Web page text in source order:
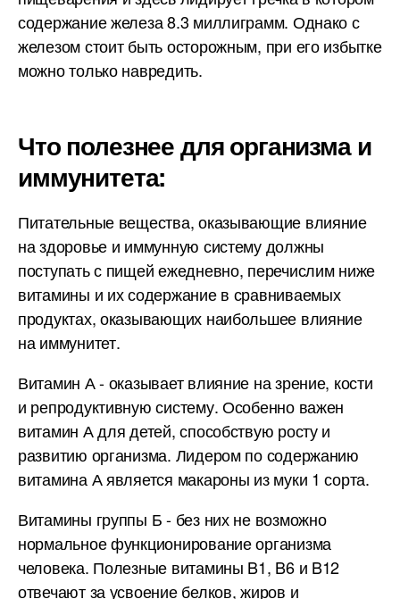
содержание железа 8.3 миллиграмм. Однако с
железом стоит быть осторожным, при его избытке
можно только навредить.
Что полезнее для организма и
иммунитета:
Питательные вещества, оказывающие влияние
на здоровье и иммунную систему должны
поступать с пищей ежедневно, перечислим ниже
витамины и их содержание в сравниваемых
продуктах, оказывающих наибольшее влияние
на иммунитет.
Витамин А - оказывает влияние на зрение, кости
и репродуктивную систему. Особенно важен
витамин А для детей, способствую росту и
развитию организма. Лидером по содержанию
витамина А является макароны из муки 1 сорта.
Витамины группы Б - без них не возможно
нормальное функционирование организма
человека. Полезные витамины B1, B6 и B12
отвечают за усвоение белков, жиров и